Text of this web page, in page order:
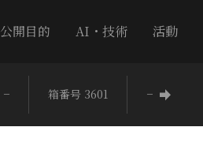
公開目的 AI・技術 活動
− 箱番号 3601 −